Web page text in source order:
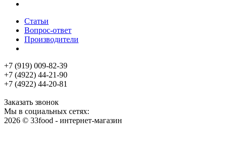
Статьи
Вопрос-ответ
Производители
+7 (919) 009-82-39
+7 (4922) 44-21-90
+7 (4922) 44-20-81
Заказать звонок
Мы в социальных сетях:
2026 © 33food - интернет-магазин